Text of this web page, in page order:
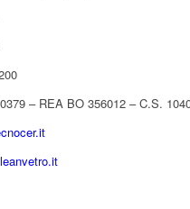
– REA BO 356012 – C.S.